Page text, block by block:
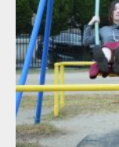
Category:公園のマ
ダウン